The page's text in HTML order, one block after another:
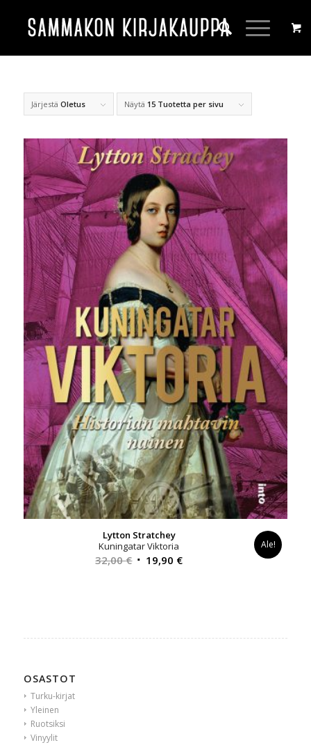
Järjestä Oletus Näytä 15 Tuotetta per sivu
Lytton Stratchey
Kuningatar Viktoria
32,00€ Alkuperäinen
19,90 €Nykyinen
Ale!
OSASTOT
Turku-kirjat
Yleinen
Ruotsiksi
Vinyylit